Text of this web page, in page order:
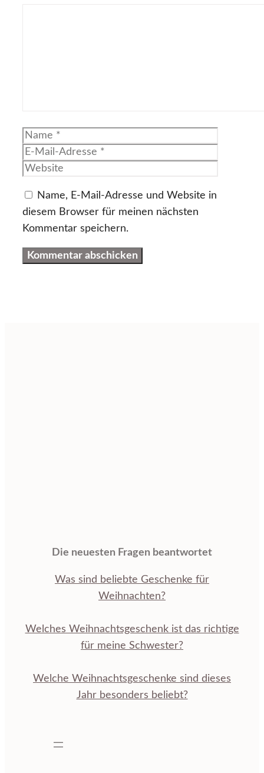
Name
Name, E-Mail-Adresse und Website in
diesem Browser für meinen nächsten
Kommentar speichern.
Die neuesten Fragen beantwortet
Was sind beliebte Geschenke für
Weihnachten?
Welches Weihnachtsgeschenk ist das richtige
für meine Schwester?
Welche Weihnachtsgeschenke sind dieses
Jahr besonders beliebt?